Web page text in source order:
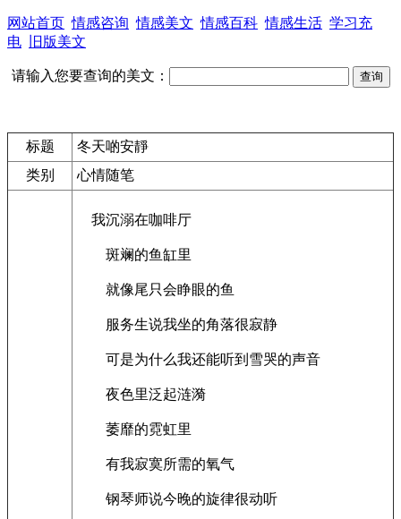
网站首页 情感咨询 情感美文 情感百科 情感生活 学习充
电
旧版美文
请输入您要查询的美文：
标题
冬天啲安靜
类别
心情随笔
我沉溺在咖啡厅
斑斓的鱼缸里
就像尾只会睁眼的鱼
服务生说我坐的角落很寂静
可是为什么我还能听到雪哭的声音
夜色里泛起涟漪
萎靡的霓虹里
有我寂寞所需的氧气
钢琴师说今晚的旋律很动听